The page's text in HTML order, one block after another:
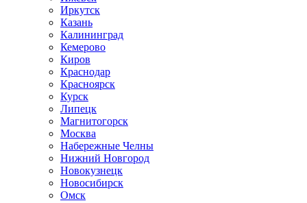
Иркутск
Казань
Калининград
Кемерово
Киров
Краснодар
Красноярск
Курск
Липецк
Магнитогорск
Москва
Набережные Челны
Нижний Новгород
Новокузнецк
Новосибирск
Омск